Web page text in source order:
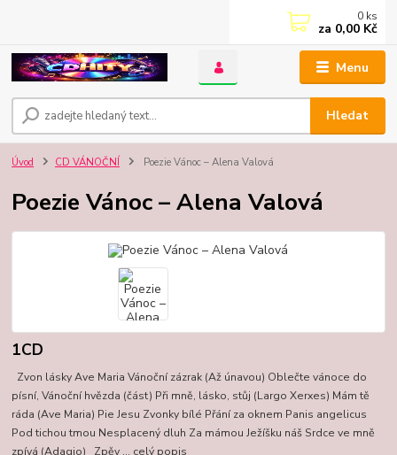
Menu
Hledat
0 ks
za 0,00 Kč
Úvod CD VÁNOČNÍ Poezie Vánoc – Alena Valová
Poezie Vánoc – Alena Valová
1CD
Zvon lásky Ave Maria Vánoční zázrak (Až únavou) Oblečte vánoce do
písní, Vánoční hvězda (část) Při mně, lásko, stůj (Largo Xerxes) Mám tě
ráda (Ave Maria) Pie Jesu Zvonky bílé Přání za oknem Panis angelicus
Pod tichou tmou Nesplacený dluh Za mámou Ježíšku náš Srdce ve mně
zpívá (Adagio) Zpěv ... celý popis